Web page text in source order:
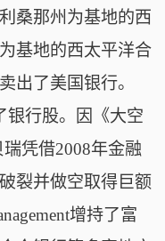
桑那州为基地的西
基地的西太平洋合
出了美国银行。
银行股。因《大空
凭借2008年金融
裂并做空取得巨额
增持了富